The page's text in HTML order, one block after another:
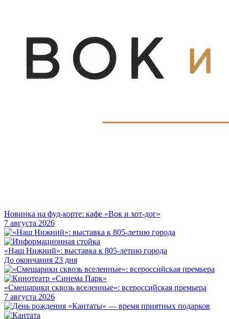
Новинка на фуд-корте: кафе «Вок и хот-дог»
7 августа 2026
«Наш Нижний»: выставка к 805-летию города
До окончания 23 дня
«Смешарики сквозь вселенные»: всероссийская премьера
7 августа 2026